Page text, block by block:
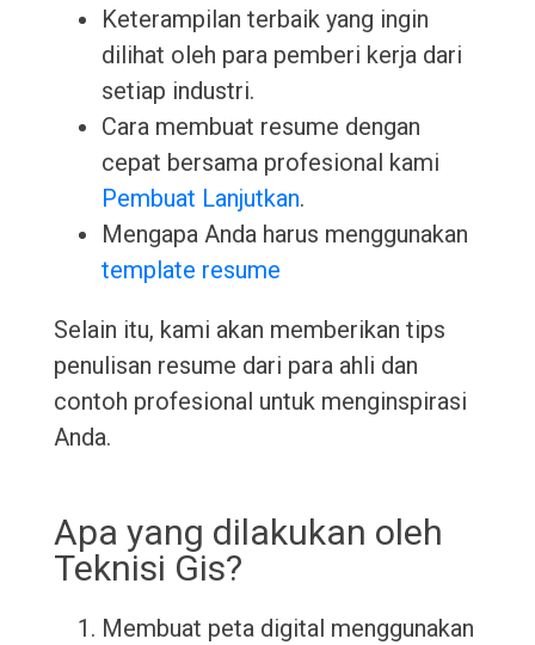
Keterampilan terbaik yang ingin
dilihat oleh para pemberi kerja dari
setiap industri.
Cara membuat resume dengan
cepat bersama profesional kami
Pembuat Lanjutkan.
Mengapa Anda harus menggunakan
template resume
Selain itu, kami akan memberikan tips
penulisan resume dari para ahli dan
contoh profesional untuk menginspirasi
Anda.
Apa yang dilakukan oleh
Teknisi Gis?
Membuat peta digital menggunakan